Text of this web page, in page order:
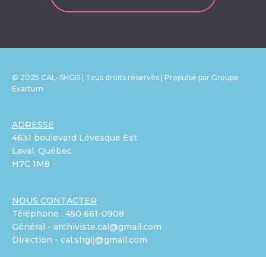
© 2025 CAL–SHGIJ | Tous droits réservés | Propulsé par Groupe
Exartum
ADRESSE
4631 boulevard Lévesque Est
Laval, Québec
H7C 1M8
NOUS CONTACTER
Téléphone : 450 661-0908
Général - archiviste.cal@gmail.com
Direction - cal.shgij@gmail.com